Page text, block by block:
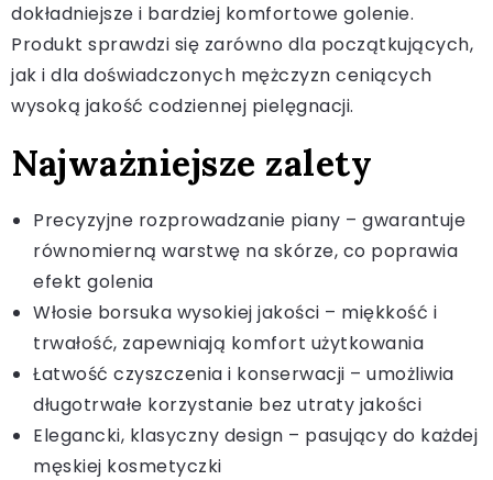
dokładniejsze i bardziej komfortowe golenie.
Produkt sprawdzi się zarówno dla początkujących,
jak i dla doświadczonych mężczyzn ceniących
wysoką jakość codziennej pielęgnacji.
Najważniejsze zalety
Precyzyjne rozprowadzanie piany – gwarantuje
równomierną warstwę na skórze, co poprawia
efekt golenia
Włosie borsuka wysokiej jakości – miękkość i
trwałość, zapewniają komfort użytkowania
Łatwość czyszczenia i konserwacji – umożliwia
długotrwałe korzystanie bez utraty jakości
Elegancki, klasyczny design – pasujący do każdej
męskiej kosmetyczki